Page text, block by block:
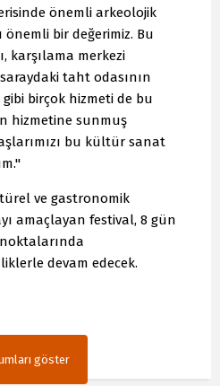
önemli arkeolojik
önemli bir değerimiz. Bu
karşılama merkezi
taht odasının
birçok hizmeti de bu
hizmetine sunmuş
bu kültür sanat
ve gastronomik
amaçlayan festival, 8 gün
devam edecek.
göster